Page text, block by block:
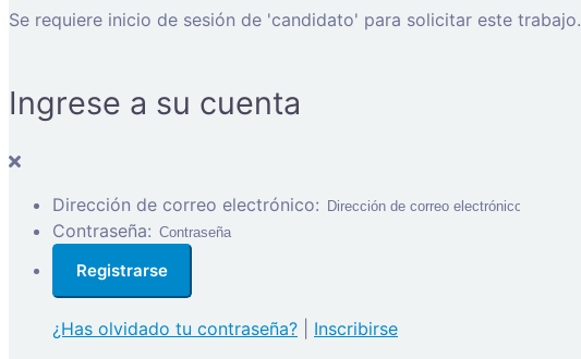
Se requiere inicio de sesión de 'candidato' para solicitar este trabajo.
Ingrese a su cuenta
Dirección de correo electrónico:
Contraseña:
¿Has olvidado tu contraseña?
Inscribirse